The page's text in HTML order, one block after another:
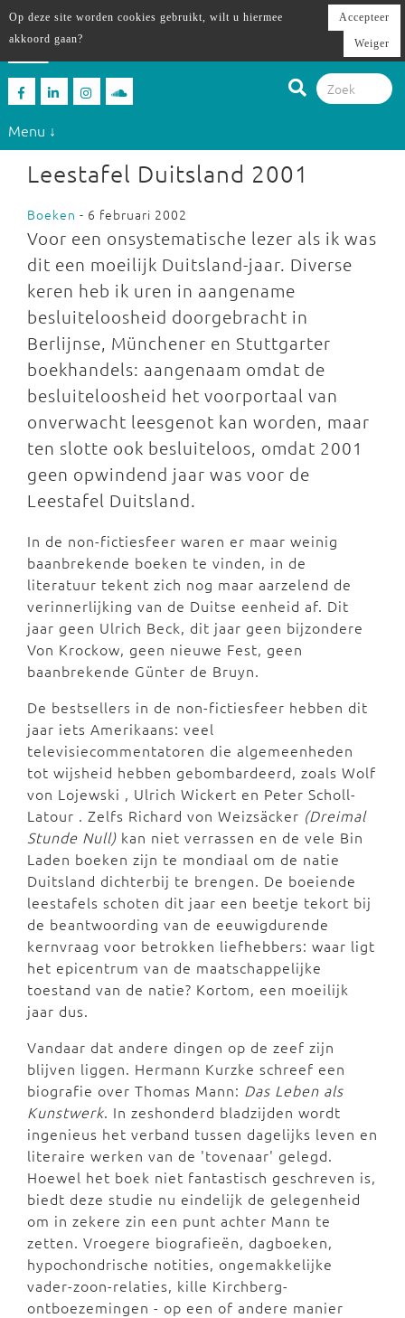
Menu ↓
Leestafel Duitsland 2001
Boeken - 6 februari 2002
Voor een onsystematische lezer als ik was
dit een moeilijk Duitsland-jaar. Diverse
keren heb ik uren in aangename
besluiteloosheid doorgebracht in
Berlijnse, Münchener en Stuttgarter
boekhandels: aangenaam omdat de
besluiteloosheid het voorportaal van
onverwacht leesgenot kan worden, maar
ten slotte ook besluiteloos, omdat 2001
geen opwindend jaar was voor de
Leestafel Duitsland.
In de non-fictiesfeer waren er maar weinig
baanbrekende boeken te vinden, in de
literatuur tekent zich nog maar aarzelend de
verinnerlijking van de Duitse eenheid af. Dit
jaar geen Ulrich Beck, dit jaar geen bijzondere
Von Krockow, geen nieuwe Fest, geen
baanbrekende Günter de Bruyn.
De bestsellers in de non-fictiesfeer hebben dit
jaar iets Amerikaans: veel
televisiecommentatoren die algemeenheden
tot wijsheid hebben gebombardeerd, zoals Wolf
von Lojewski , Ulrich Wickert en Peter Scholl-
Latour . Zelfs Richard von Weizsäcker (Dreimal
Stunde Null) kan niet verrassen en de vele Bin
Laden boeken zijn te mondiaal om de natie
Duitsland dichterbij te brengen. De boeiende
leestafels schoten dit jaar een beetje tekort bij
de beantwoording van de eeuwigdurende
kernvraag voor betrokken liefhebbers: waar ligt
het epicentrum van de maatschappelijke
toestand van de natie? Kortom, een moeilijk
jaar dus.
Vandaar dat andere dingen op de zeef zijn
blijven liggen. Hermann Kurzke schreef een
biografie over Thomas Mann: Das Leben als
Kunstwerk. In zeshonderd bladzijden wordt
ingenieus het verband tussen dagelijks leven en
literaire werken van de 'tovenaar' gelegd.
Hoewel het boek niet fantastisch geschreven is,
biedt deze studie nu eindelijk de gelegenheid
om in zekere zin een punt achter Mann te
zetten. Vroegere biografieën, dagboeken,
hypochondrische notities, ongemakkelijke
vader-zoon-relaties, kille Kirchberg-
ontboezemingen - op een of andere manier
Op deze site worden cookies gebruikt, wilt u hiermee
akkoord gaan?
Accepteer
Weiger